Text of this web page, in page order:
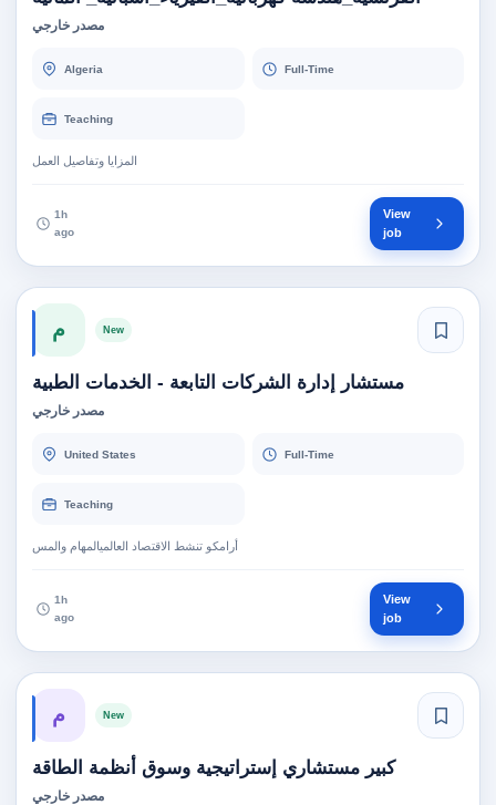
مصدر خارجي
Algeria Full-Time
Teaching
المزايا وتفاصيل العمل
1h
ago
View
job
م New
مستشار إدارة الشركات التابعة - الخدمات الطبية
مصدر خارجي
United States Full-Time
Teaching
أرامكو تنشط الاقتصاد العالميالمهام والمس
1h
ago
View
job
م New
كبير مستشاري إستراتيجية وسوق أنظمة الطاقة
مصدر خارجي